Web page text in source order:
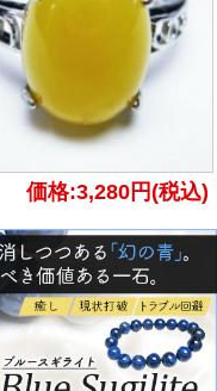
価格:3,280円(税込)